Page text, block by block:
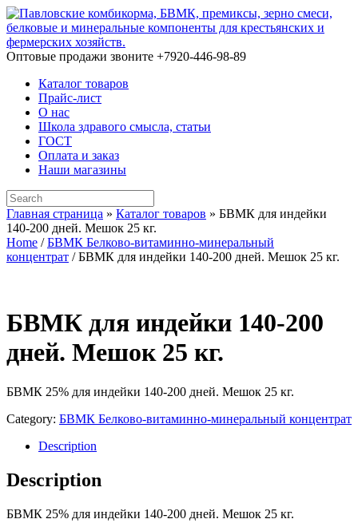
Skip
to
content
Оптовые продажи звоните +7920-446-98-89
Каталог товаров
Прайс-лист
О нас
Школа здравого смысла, статьи
ГОСТ
Оплата и заказ
Наши магазины
Search
for:
Главная страница » Каталог товаров » БВМК для индейки
140-200 дней. Мешок 25 кг.
Home /БВМК Белково-витаминно-минеральный
концентрат / БВМК для индейки 140-200 дней. Мешок 25 кг.
БВМК для индейки 140-200
дней. Мешок 25 кг.
БВМК 25% для индейки 140-200 дней. Мешок 25 кг.
Category: БВМК Белково-витаминно-минеральный концентрат
Description
Description
БВМК 25% для индейки 140-200 дней. Мешок 25 кг.